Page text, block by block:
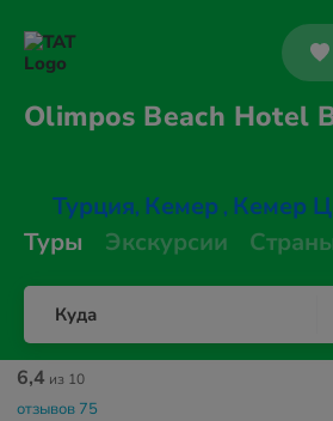
Olimpos Beach Hotel
Турция, Кемер , Кемер
Туры
Экскурсии
Куда
6,4 из 10
отзывов 75